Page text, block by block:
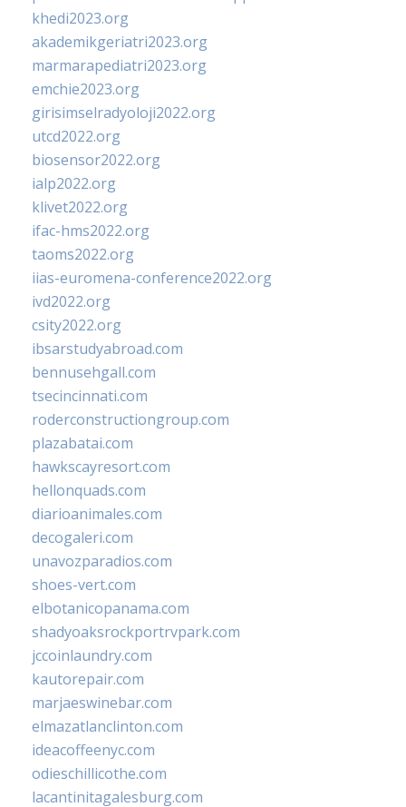
khedi2023.org
akademikgeriatri2023.org
marmarapediatri2023.org
emchie2023.org
girisimselradyoloji2022.org
utcd2022.org
biosensor2022.org
ialp2022.org
klivet2022.org
ifac-hms2022.org
taoms2022.org
iias-euromena-conference2022.org
ivd2022.org
csity2022.org
ibsarstudyabroad.com
bennusehgall.com
tsecincinnati.com
roderconstructiongroup.com
plazabatai.com
hawkscayresort.com
hellonquads.com
diarioanimales.com
decogaleri.com
unavozparadios.com
shoes-vert.com
elbotanicopanama.com
shadyoaksrockportrvpark.com
jccoinlaundry.com
kautorepair.com
marjaeswinebar.com
elmazatlanclinton.com
ideacoffeenyc.com
odieschillicothe.com
lacantinitagalesburg.com